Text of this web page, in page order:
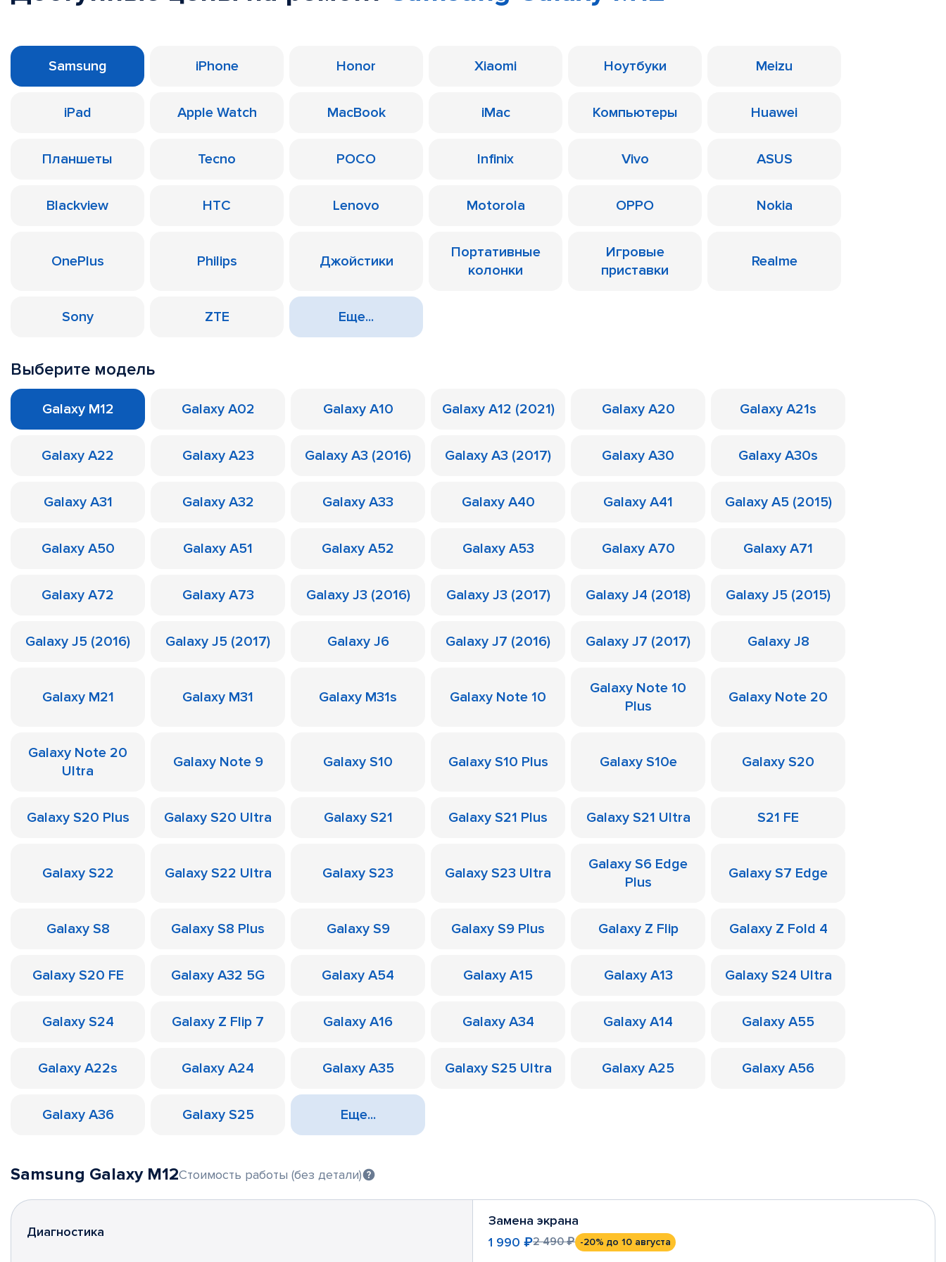
Samsung iPhone Honor Xiaomi Ноутбуки Meizu
iPad Apple Watch MacBook iMac Компьютеры Huawei
Планшеты Tecno POCO Infinix Vivo ASUS
Blackview HTC Lenovo Motorola OPPO Nokia
OnePlus Philips Джойстики
Портативные
колонки
Игровые
приставки
Realme
Sony ZTE Еще...
Выберите модель
Galaxy M12 Galaxy A02 Galaxy A10 Galaxy A12 (2021) Galaxy A20 Galaxy A21s
Galaxy A22 Galaxy A23 Galaxy A3 (2016) Galaxy A3 (2017) Galaxy A30 Galaxy A30s
Galaxy A31 Galaxy A32 Galaxy A33 Galaxy A40 Galaxy A41 Galaxy A5 (2015)
Galaxy A50 Galaxy A51 Galaxy A52 Galaxy A53 Galaxy A70 Galaxy A71
Galaxy A72 Galaxy A73 Galaxy J3 (2016) Galaxy J3 (2017) Galaxy J4 (2018) Galaxy J5 (2015)
Galaxy J5 (2016) Galaxy J5 (2017) Galaxy J6 Galaxy J7 (2016) Galaxy J7 (2017) Galaxy J8
Galaxy M21 Galaxy M31 Galaxy M31s Galaxy Note 10
Galaxy Note 10
Plus
Galaxy Note 20
Galaxy Note 20
Ultra
Galaxy Note 9 Galaxy S10 Galaxy S10 Plus Galaxy S10e Galaxy S20
Galaxy S20 Plus Galaxy S20 Ultra Galaxy S21 Galaxy S21 Plus Galaxy S21 Ultra S21 FE
Galaxy S22 Galaxy S22 Ultra Galaxy S23 Galaxy S23 Ultra
Galaxy S6 Edge
Plus
Galaxy S7 Edge
Galaxy S8 Galaxy S8 Plus Galaxy S9 Galaxy S9 Plus Galaxy Z Flip Galaxy Z Fold 4
Galaxy S20 FE Galaxy A32 5G Galaxy A54 Galaxy A15 Galaxy A13 Galaxy S24 Ultra
Galaxy S24 Galaxy Z Flip 7 Galaxy A16 Galaxy A34 Galaxy A14 Galaxy A55
Galaxy A22s Galaxy A24 Galaxy A35 Galaxy S25 Ultra Galaxy A25 Galaxy A56
Galaxy A36 Galaxy S25 Еще...
Samsung Galaxy M12Стоимость работы (без детали)
Диагностика
Замена экрана
1 990 ₽2 490 ₽ -20% до 10 августа